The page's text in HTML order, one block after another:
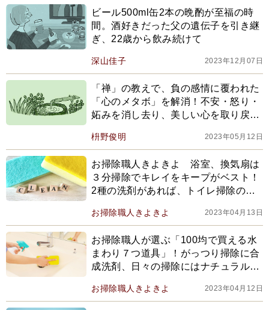
ビール500ml缶2本の晩酌が至福の時
間。酒好きだった父の遺伝子を引き継
ぎ、22歳から飲み続けて
深山佳子 2023年12月07日
「禅」の教えで、負の感情に覆われた
「心のメタボ」を解消！不安・怒り・
妬みを消し去り、美しい心を取り戻す
枡野俊明 2023年05月12日
お掃除職人きよきよ 浴室、換気扇は
３分掃除でキレイをキープがベスト！
2種の洗剤があれば、トイレ掃除の
お掃除職人きよきよ 2023年04月13日
お掃除職人が選ぶ「100均で買える水
まわり７つ道具」！がっつり掃除に合
成洗剤、日々の掃除にはナチュラル系
お掃除職人きよきよ 2023年04月12日